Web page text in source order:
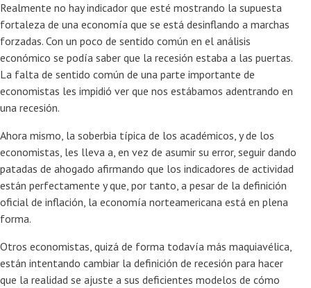
Realmente no hay indicador que esté mostrando la supuesta
fortaleza de una economía que se está desinflando a marchas
forzadas. Con un poco de sentido común en el análisis
económico se podía saber que la recesión estaba a las puertas.
La falta de sentido común de una parte importante de
economistas les impidió ver que nos estábamos adentrando en
una recesión.
Ahora mismo, la soberbia típica de los académicos, y de los
economistas, les lleva a, en vez de asumir su error, seguir dando
patadas de ahogado afirmando que los indicadores de actividad
están perfectamente y que, por tanto, a pesar de la definición
oficial de inflación, la economía norteamericana está en plena
forma.
Otros economistas, quizá de forma todavía más maquiavélica,
están intentando cambiar la definición de recesión para hacer
que la realidad se ajuste a sus deficientes modelos de cómo